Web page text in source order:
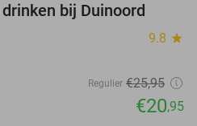
bij Duinoord
9.8 star
Regulier €25,95
€20,95